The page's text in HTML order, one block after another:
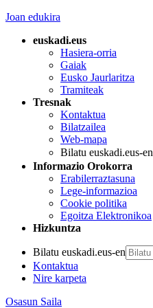
Joan edukira
euskadi.eus
Hasiera-orria
Gaiak
Eusko Jaurlaritza
Tramiteak
Tresnak
Kontaktua
Bilatzailea
Web-mapa
Bilatu euskadi.eus-en
Informazio Orokorra
Erabilerraztasuna
Lege-informazioa
Cookie politika
Egoitza Elektronikoa
Hizkuntza
Bilatu euskadi.eus-en
Kontaktua
Nire karpeta
Osasun Saila